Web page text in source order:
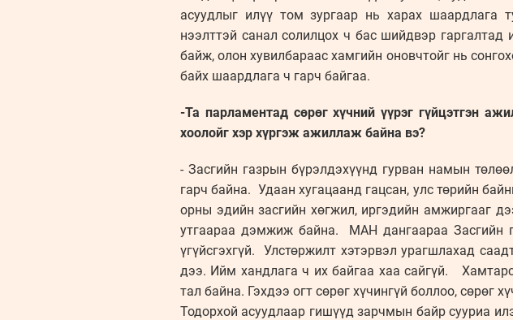
асуудлыг илүү том зургаар нь харах шаардлага
нээлттэй санал солилцох ч бас шийдвэр гаргалтад
байж, олон хувилбараас хамгийн оновчтойг нь
байх шаардлага ч гарч байгаа.
-Та парламентад сөрөг хүчний үүрэг гүйцэтгэн
хоолойг хэр хүргэж ажиллаж байна вэ?
- Засгийн газрын бүрэлдэхүүнд гурван намын
гарч байна. Удаан хугацаанд гацсан, улс төрийн
орны эдийн засгийн хөгжил, иргэдийн амжиргааг
утгаараа дэмжиж байна. МАН дангаараа Засгийн
үгүйсгэхгүй. Улстөржилт хэтэрвэл урагшлахад
дээ. Ийм хандлага ч их байгаа хаа сайгүй.
тал байна. Гэхдээ огт сөрөг хүчингүй боллоо, сөрөг
Тодорхой асуудлаар гишүүд зарчмын байр сууриа